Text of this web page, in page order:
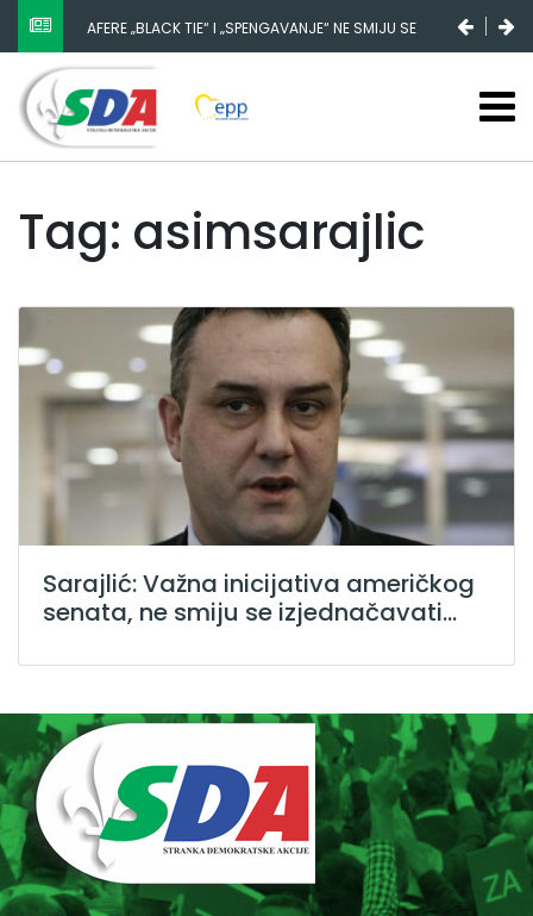
AFERE „BLACK TIE“ I „SPENGAVANJE“ NE SMIJU SE
ZATAŠKATI
Tag: asimsarajlic
Sarajlić: Važna inicijativa američkog
senata, ne smiju se izjednačavati...